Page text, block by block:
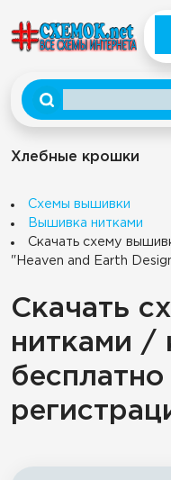
Хлебные крошки
Схемы вышивки
Вышивка нитками
Скачать схему
"Heaven and Earth
Скачать
нитками /
бесплатно